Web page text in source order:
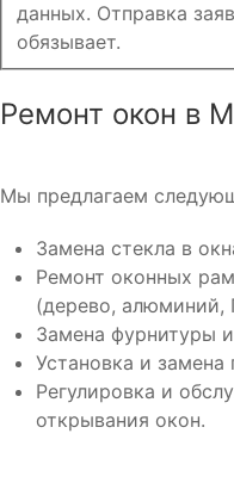
данных. Отправка
обязывает.
Ремонт окон в
Мы предлагаем
Замена стекла в
Ремонт оконных
(дерево, алюминий,
Замена фурнитуры
Установка и замена
Регулировка и
открывания окон.